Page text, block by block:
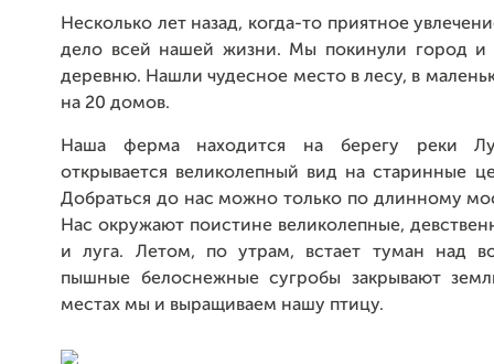
Несколько лет назад, когда-то приятное
дело всей нашей жизни. Мы покинули город и
деревню. Нашли чудесное место в лесу, в
на 20 домов.
Наша ферма находится на берегу реки
открывается великолепный вид на старинные
Добраться до нас можно только по длинному
Нас окружают поистине великолепные,
и луга. Летом, по утрам, встает туман над
пышные белоснежные сугробы закрывают
местах мы и выращиваем нашу птицу.